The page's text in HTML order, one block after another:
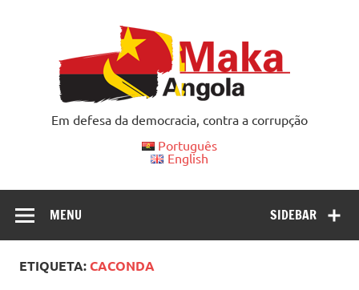
Em defesa da democracia, contra a corrupção
Português
English
SIDEBAR
MENU
ETIQUETA:CACONDA